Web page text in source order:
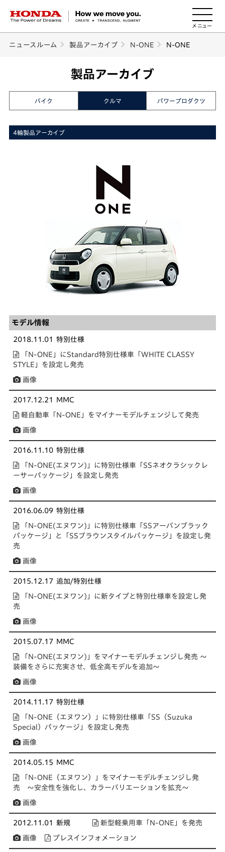
HONDA The Power of Dreams
ニュースルーム 製品アーカイブ N-ONE N-ONE
製品アーカイブ
バイク クルマ パワープロダクツ
4輪製品アーカイブ
モデル情報
2018.11.01 特別仕様
「N-ONE」にStandard特別仕様車「WHITE CLASSY
STYLE」を設定し発売
画像
2017.12.21 MMC
軽自動車「N-ONE」をマイナーモデルチェンジして発売
画像
2016.11.10 特別仕様
「N-ONE(エヌワン)」に特別仕様車「SSネオクラシックレ
ーサーパッケージ」を設定し発売
画像
2016.06.09 特別仕様
「N-ONE(エヌワン)」に特別仕様車「SSアーバンブラック
パッケージ」と「SSブラウンスタイルパッケージ」を設定し発
売
画像
2015.12.17 追加/特別仕様
「N-ONE(エヌワン)」に新タイプと特別仕様車を設定し発
売
画像
2015.07.17 MMC
「N-ONE(エヌワン)」をマイナーモデルチェンジし発売 ～
装備をさらに充実させ、低全高モデルを追加～
画像
2014.11.17 特別仕様
「N-ONE（エヌワン）」に特別仕様車「SS（Suzuka
Special）パッケージ」を設定し発売
画像
2014.05.15 MMC
「N-ONE（エヌワン）」をマイナーモデルチェンジし発
売 ～安全性を強化し、カラーバリエーションを拡充～
画像
2012.11.01 新規 新型軽乗用車「N-ONE」を発売
画像 プレスインフォメーション